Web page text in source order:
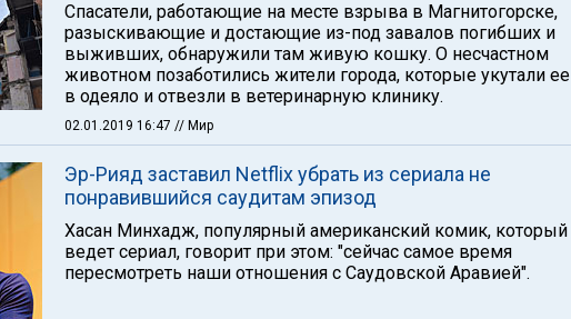
Спасатели, работающие на месте взрыва в Магнитогорске,
разыскивающие и достающие из-под завалов погибших и
выживших, обнаружили там живую кошку. О несчастном
животном позаботились жители города, которые укутали ее
в одеяло и отвезли в ветеринарную клинику.
02.01.2019 16:47 // Мир
Эр-Рияд заставил Netflix убрать из сериала не
понравившийся саудитам эпизод
Хасан Минхадж, популярный американский комик, который
ведет сериал, говорит при этом: "сейчас самое время
пересмотреть наши отношения с Саудовской Аравией".